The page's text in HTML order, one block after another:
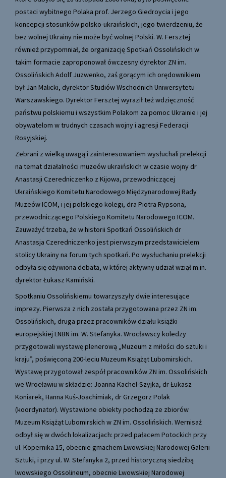
postaci wybitnego Polaka prof. Jerzego Giedroycia i jego
koncepcji stosunków polsko-ukraińskich, jego twierdzeniu, że
bez wolnej Ukrainy nie może być wolnej Polski. W. Fersztej
również przypomniał, że organizację Spotkań Ossolińskich w
takim formacie zaproponował ówczesny dyrektor ZN im.
Ossolińskich Adolf Juzwenko, zaś gorącym ich orędownikiem
był Jan Malicki, dyrektor Studiów Wschodnich Uniwersytetu
Warszawskiego. Dyrektor Fersztej wyraził też wdzięczność
państwu polskiemu i wszystkim Polakom za pomoc Ukrainie i jej
obywatelom w trudnych czasach wojny i agresji Federacji
Rosyjskiej.
Zebrani z wielką uwagą i zainteresowaniem wysłuchali prelekcji
na temat działalności muzeów ukraińskich w czasie wojny dr
Anastasji Czeredniczenko z Kijowa, przewodniczącej
Ukraińskiego Komitetu Narodowego Międzynarodowej Rady
Muzeów ICOM, i jej polskiego kolegi, dra Piotra Rypsona,
przewodniczącego Polskiego Komitetu Narodowego ICOM.
Zauważyć trzeba, że w historii Spotkań Ossolińskich dr
Anastasja Czeredniczenko jest pierwszym przedstawicielem
stolicy Ukrainy na forum tych spotkań. Po wysłuchaniu prelekcji
odbyła się ożywiona debata, w której aktywny udział wziął m.in.
dyrektor Łukasz Kamiński.
Spotkaniu Ossolińskiemu towarzyszyły dwie interesujące
imprezy. Pierwsza z nich została przygotowana przez ZN im.
Ossolińskich, druga przez pracowników działu książki
europejskiej LNBN im. W. Stefanyka. Wrocławscy koledzy
przygotowali wystawę plenerową „Muzeum z miłości do sztuki i
kraju”, poświęconą 200-leciu Muzeum Książąt Lubomirskich.
Wystawę przygotował zespół pracowników ZN im. Ossolińskich
we Wrocławiu w składzie: Joanna Kachel-Szyjka, dr Łukasz
Koniarek, Hanna Kuś-Joachimiak, dr Grzegorz Polak
(koordynator). Wystawione obiekty pochodzą ze zbiorów
Muzeum Książąt Lubomirskich w ZN im. Ossolińskich. Wernisaż
odbył się w dwóch lokalizacjach: przed pałacem Potockich przy
ul. Kopernika 15, obecnie gmachem Lwowskiej Narodowej Galerii
Sztuki, i przy ul. W. Stefanyka 2, przed historyczną siedzibą
lwowskiego Ossolineum, obecnie Lwowskiej Narodowej